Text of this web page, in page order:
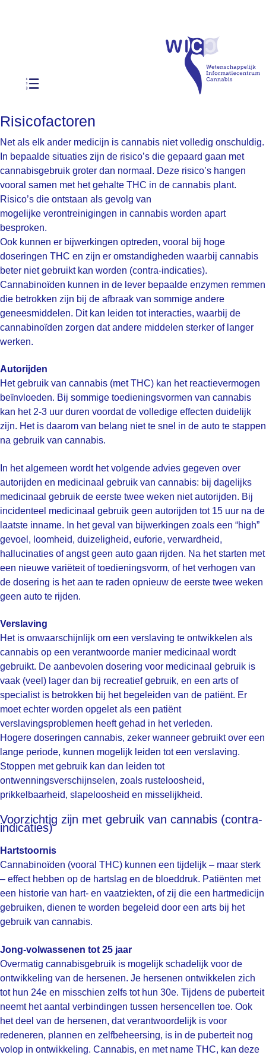
Risicofactoren
Net als elk ander medicijn is cannabis niet volledig onschuldig.
In bepaalde situaties zijn de risico’s die gepaard gaan met
cannabisgebruik groter dan normaal. Deze risico’s hangen
vooral samen met het gehalte THC in de cannabis plant.
Risico’s die ontstaan als gevolg van
mogelijke verontreinigingen in cannabis worden apart
besproken.
Ook kunnen er bijwerkingen optreden, vooral bij hoge
doseringen THC en zijn er omstandigheden waarbij cannabis
beter niet gebruikt kan worden (contra-indicaties).
Cannabinoïden kunnen in de lever bepaalde enzymen remmen
die betrokken zijn bij de afbraak van sommige andere
geneesmiddelen. Dit kan leiden tot interacties, waarbij de
cannabinoïden zorgen dat andere middelen sterker of langer
werken.
Autorijden
Het gebruik van cannabis (met THC) kan het reactievermogen
beïnvloeden. Bij sommige toedieningsvormen van cannabis
kan het 2-3 uur duren voordat de volledige effecten duidelijk
zijn. Het is daarom van belang niet te snel in de auto te stappen
na gebruik van cannabis.
In het algemeen wordt het volgende advies gegeven over
autorijden en medicinaal gebruik van cannabis: bij dagelijks
medicinaal gebruik de eerste twee weken niet autorijden. Bij
incidenteel medicinaal gebruik geen autorijden tot 15 uur na de
laatste inname. In het geval van bijwerkingen zoals een “high”
gevoel, loomheid, duizeligheid, euforie, verwardheid,
hallucinaties of angst geen auto gaan rijden. Na het starten met
een nieuwe variëteit of toedieningsvorm, of het verhogen van
de dosering is het aan te raden opnieuw de eerste twee weken
geen auto te rijden.
Verslaving
Het is onwaarschijnlijk om een verslaving te ontwikkelen als
cannabis op een verantwoorde manier medicinaal wordt
gebruikt. De aanbevolen dosering voor medicinaal gebruik is
vaak (veel) lager dan bij recreatief gebruik, en een arts of
specialist is betrokken bij het begeleiden van de patiënt. Er
moet echter worden opgelet als een patiënt
verslavingsproblemen heeft gehad in het verleden.
Hogere doseringen cannabis, zeker wanneer gebruikt over een
lange periode, kunnen mogelijk leiden tot een verslaving.
Stoppen met gebruik kan dan leiden tot
ontwenningsverschijnselen, zoals rusteloosheid,
prikkelbaarheid, slapeloosheid en misselijkheid.
Voorzichtig zijn met gebruik van cannabis (contra-
indicaties)
Hartstoornis
Cannabinoïden (vooral THC) kunnen een tijdelijk – maar sterk
– effect hebben op de hartslag en de bloeddruk. Patiënten met
een historie van hart- en vaatziekten, of zij die een hartmedicijn
gebruiken, dienen te worden begeleid door een arts bij het
gebruik van cannabis.
Jong-volwassenen tot 25 jaar
Overmatig cannabisgebruik is mogelijk schadelijk voor de
ontwikkeling van de hersenen. Je hersenen ontwikkelen zich
tot hun 24e en misschien zelfs tot hun 30e. Tijdens de puberteit
neemt het aantal verbindingen tussen hersencellen toe. Ook
het deel van de hersenen, dat verantwoordelijk is voor
redeneren, plannen en zelfbeheersing, is in de puberteit nog
volop in ontwikkeling. Cannabis, en met name THC, kan deze